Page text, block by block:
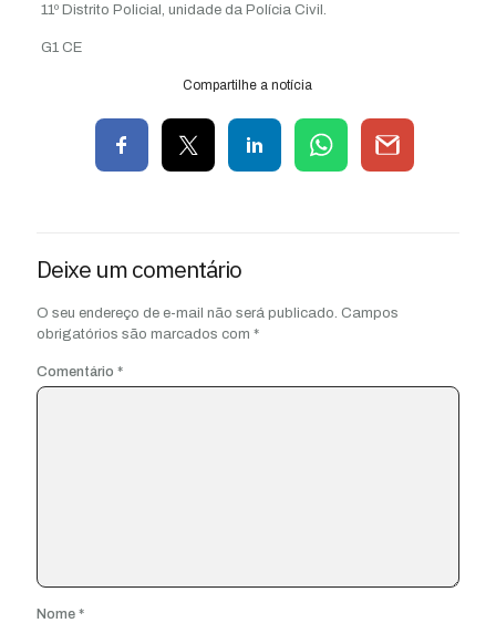
11º Distrito Policial, unidade da Polícia Civil.
G1 CE
Compartilhe a notícia
Deixe um comentário
O seu endereço de e-mail não será publicado. Campos
obrigatórios são marcados com *
Comentário *
Nome *